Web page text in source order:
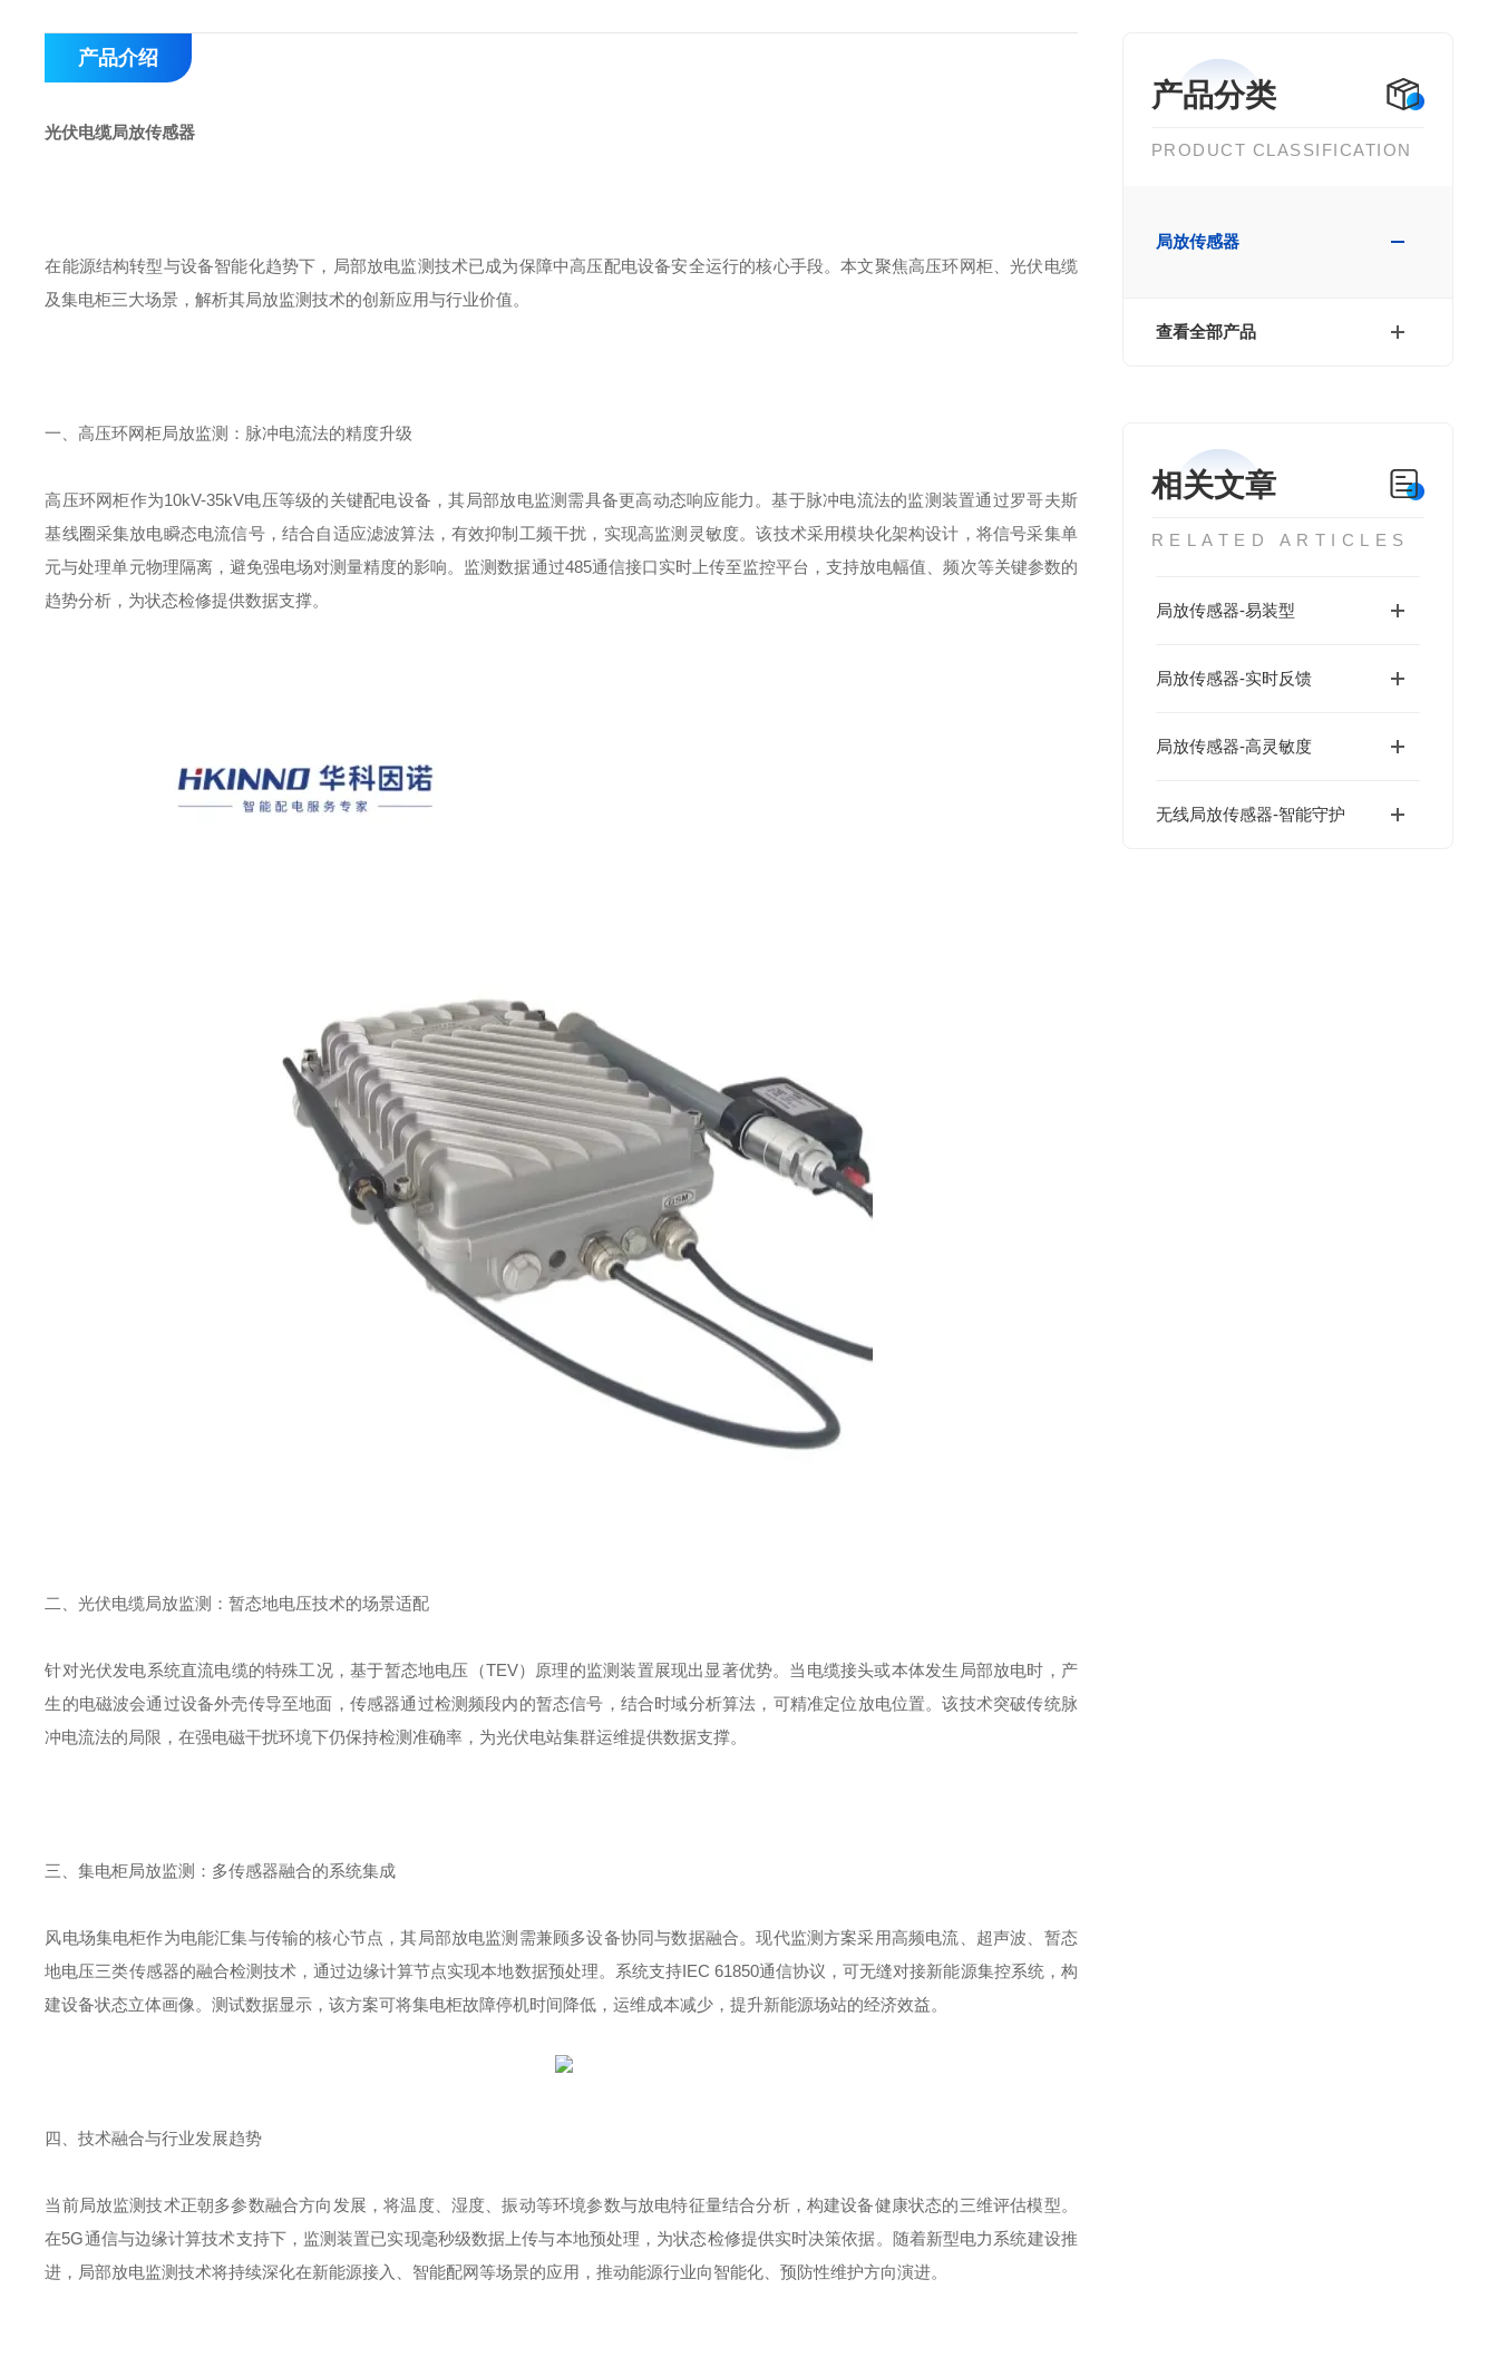
产品分类
PRODUCT CLASSIFICATION
局放传感器
查看全部产品
相关文章
RELATED ARTICLES
局放传感器-易装型
局放传感器-实时反馈
局放传感器-高灵敏度
无线局放传感器-智能守护
产品介绍
光伏电缆局放传感器
在能源结构转型与设备智能化趋势下，局部放电监测技术已成为保障中高压配电设备安全运行的核心手段。本文聚焦高压环网柜、光伏电缆
及集电柜三大场景，解析其局放监测技术的创新应用与行业价值。
一、高压环网柜局放监测：脉冲电流法的精度升级
高压环网柜作为10kV-35kV电压等级的关键配电设备，其局部放电监测需具备更高动态响应能力。基于脉冲电流法的监测装置通过罗哥夫斯
基线圈采集放电瞬态电流信号，结合自适应滤波算法，有效抑制工频干扰，实现高监测灵敏度。该技术采用模块化架构设计，将信号采集单
元与处理单元物理隔离，避免强电场对测量精度的影响。监测数据通过485通信接口实时上传至监控平台，支持放电幅值、频次等关键参数的
趋势分析，为状态检修提供数据支撑。
二、光伏电缆局放监测：暂态地电压技术的场景适配
针对光伏发电系统直流电缆的特殊工况，基于暂态地电压（TEV）原理的监测装置展现出显著优势。当电缆接头或本体发生局部放电时，产
生的电磁波会通过设备外壳传导至地面，传感器通过检测频段内的暂态信号，结合时域分析算法，可精准定位放电位置。该技术突破传统脉
冲电流法的局限，在强电磁干扰环境下仍保持检测准确率，为光伏电站集群运维提供数据支撑。
三、集电柜局放监测：多传感器融合的系统集成
风电场集电柜作为电能汇集与传输的核心节点，其局部放电监测需兼顾多设备协同与数据融合。现代监测方案采用高频电流、超声波、暂态
地电压三类传感器的融合检测技术，通过边缘计算节点实现本地数据预处理。系统支持IEC 61850通信协议，可无缝对接新能源集控系统，构
建设备状态立体画像。测试数据显示，该方案可将集电柜故障停机时间降低，运维成本减少，提升新能源场站的经济效益。
四、技术融合与行业发展趋势
当前局放监测技术正朝多参数融合方向发展，将温度、湿度、振动等环境参数与放电特征量结合分析，构建设备健康状态的三维评估模型。
在5G通信与边缘计算技术支持下，监测装置已实现毫秒级数据上传与本地预处理，为状态检修提供实时决策依据。随着新型电力系统建设推
进，局部放电监测技术将持续深化在新能源接入、智能配网等场景的应用，推动能源行业向智能化、预防性维护方向演进。